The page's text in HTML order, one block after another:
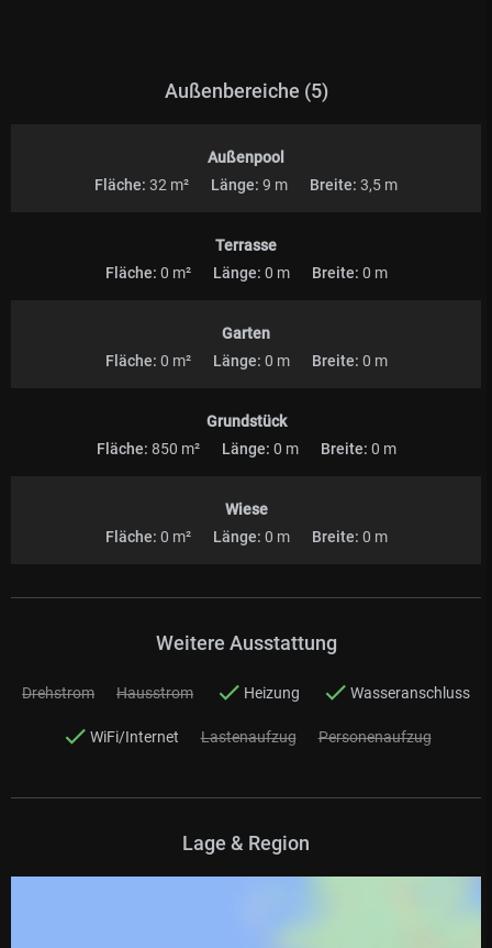
Außenbereiche (5)
Außenpool
Fläche: 32 m² Länge: 9 m Breite: 3,5 m
Terrasse
Fläche: 0 m² Länge: 0 m Breite: 0 m
Garten
Fläche: 0 m² Länge: 0 m Breite: 0 m
Grundstück
Fläche: 850 m² Länge: 0 m Breite: 0 m
Wiese
Fläche: 0 m² Länge: 0 m Breite: 0 m
Weitere Ausstattung
Drehstrom Hausstrom Heizung Wasseranschluss
WiFi/Internet Lastenaufzug Personenaufzug
Lage & Region